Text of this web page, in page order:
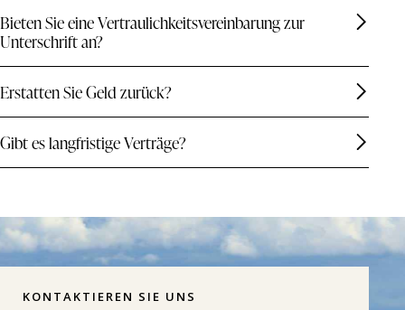
Bieten Sie eine Vertraulichkeitsvereinbarung zur
Unterschrift an?
Erstatten Sie Geld zurück?
Gibt es langfristige Verträge?
KONTAKTIEREN SIE UNS